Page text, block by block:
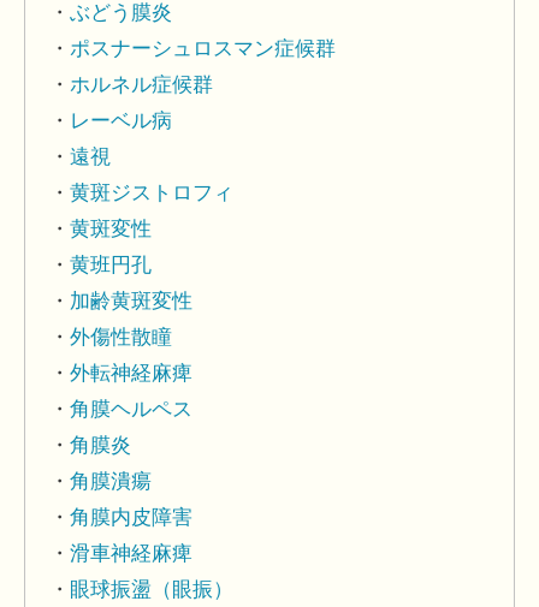
ぶどう膜炎
ポスナーシュロスマン症候群
ホルネル症候群
レーベル病
遠視
黄斑ジストロフィ
黄斑変性
黄班円孔
加齢黄斑変性
外傷性散瞳
外転神経麻痺
角膜ヘルペス
角膜炎
角膜潰瘍
角膜内皮障害
滑車神経麻痺
眼球振盪（眼振）